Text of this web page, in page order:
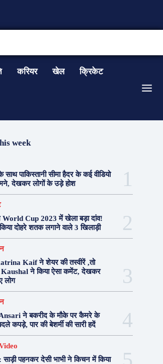
करियर खेल क्रिकेट
week
पाकिस्तानी सीमा हैदर के कई वीडियो
देखकर लोगों के उड़े होश
World Cup 2023 में खेला बड़ा दांव!
दोहरे शतक लगाने वाले 3 खिलाड़ी
Kaif ने शेयर की तस्वीरें ,तो
ने किया ऐसा कमेंट, देखकर
लोग
ने बकरीद के मौके पर कैमरे के
कपड़े, पार की बेशर्मी की सारी हदें
पहनकर देसी भाभी ने किचन में किया